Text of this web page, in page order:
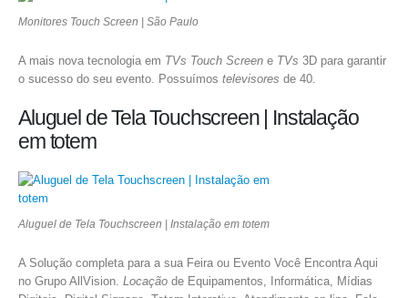
Monitores Touch Screen | São Paulo
A mais nova tecnologia em TVs Touch Screen e TVs 3D para garantir
o sucesso do seu evento. Possuímos televisores de 40.
Aluguel de Tela Touchscreen | Instalação
em totem
Aluguel de Tela Touchscreen | Instalação em totem
A Solução completa para a sua Feira ou Evento Você Encontra Aqui
no Grupo AllVision. Locação de Equipamentos, Informática, Mídias